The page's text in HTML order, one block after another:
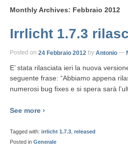
Monthly Archives: Febbraio 2012
Irrlicht 1.7.3
Posted on 24 Febbraio 2012 by Antonio —
E’ stata rilasciata ieri la nuova
seguente frase: “Abbiamo appena
numerosi bug fixes e si spera sarà
See more ›
Tagged with: irrlicht 1.7.3 released
Posted in Generale